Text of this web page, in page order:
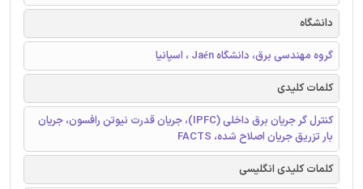
دانشگاه
گروه مهندسی برق، دانشگاه Jaén ، اسپانیا
کلمات کلیدی
کنترل گر جریان برق داخلی (IPFC)، جریان قدرت نیوتن رافسون، جریان
بار تزریق جریان اصلاح شده، FACTS
کلمات کلیدی انگلیسی